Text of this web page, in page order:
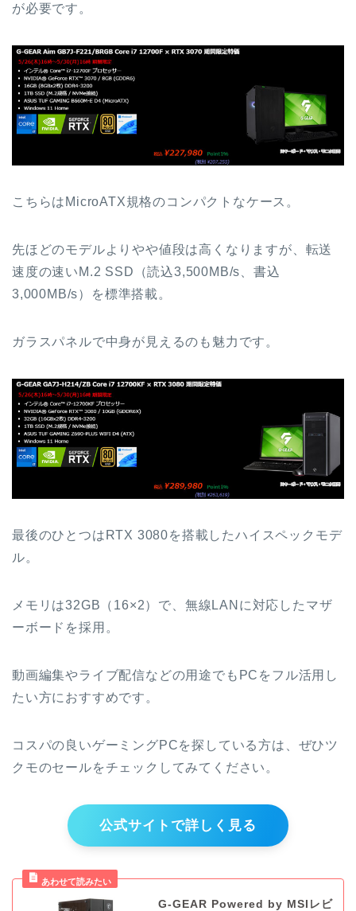
が必要です。
こちらはMicroATX規格のコンパクトなケース。
先ほどのモデルよりやや値段は高くなりますが、転送
速度の速いM.2 SSD（読込3,500MB/s、書込
3,000MB/s）を標準搭載。
ガラスパネルで中身が見えるのも魅力です。
最後のひとつはRTX 3080を搭載したハイスペックモデ
ル。
メモリは32GB（16×2）で、無線LANに対応したマザ
ーボードを採用。
動画編集やライブ配信などの用途でもPCをフル活用し
たい方におすすめです。
コスパの良いゲーミングPCを探している方は、ぜひツ
クモのセールをチェックしてみてください。
公式サイトで詳しく見る
G-GEAR Powered by MSIレビ